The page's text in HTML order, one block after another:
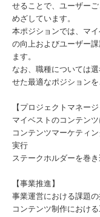
せることで、ユーザー
めざしています。
本ポジションでは、マ
の向上およびユーザー
ます。
なお、職種については
せた最適なポジション
【プロジェクトマネージ
マイベストのコンテン
コンテンツマーケティ
実行
ステークホルダーを巻
【事業推進】
事業運営における課題
コンテンツ制作におけ